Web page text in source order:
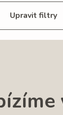
Upravit filtry